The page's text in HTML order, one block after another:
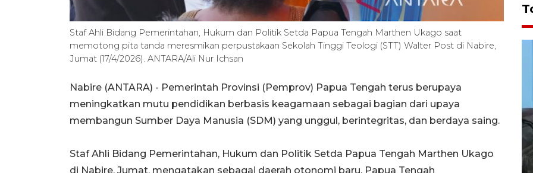
Staf Ahli Bidang Pemerintahan, Hukum dan Politik Setda Papua Tengah Marthen Ukago saat
memotong pita tanda meresmikan perpustakaan Sekolah Tinggi Teologi (STT) Walter Post di Nabire,
Jumat (17/4/2026). ANTARA/Ali Nur Ichsan
Nabire (ANTARA) - Pemerintah Provinsi (Pemprov) Papua Tengah terus berupaya
meningkatkan mutu pendidikan berbasis keagamaan sebagai bagian dari upaya
membangun Sumber Daya Manusia (SDM) yang unggul, berintegritas, dan berdaya saing.
Staf Ahli Bidang Pemerintahan, Hukum dan Politik Setda Papua Tengah Marthen Ukago
di Nabire, Jumat, mengatakan sebagai daerah otonomi baru, Papua Tengah